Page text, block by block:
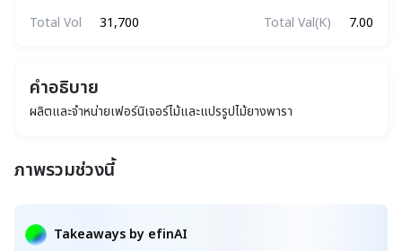
Total Vol 31,700 Total Val(K) 7.00
คำอธิบาย
ผลิตและจำหน่ายเฟอร์นิเจอร์ไม้และแปรรูปไม้ยางพารา
ภาพรวมช่วงนี้
Takeaways by efinAI
xxxxxxxxxxxxxxxxxx xxxxxxxxxxxxxxx xxxxx